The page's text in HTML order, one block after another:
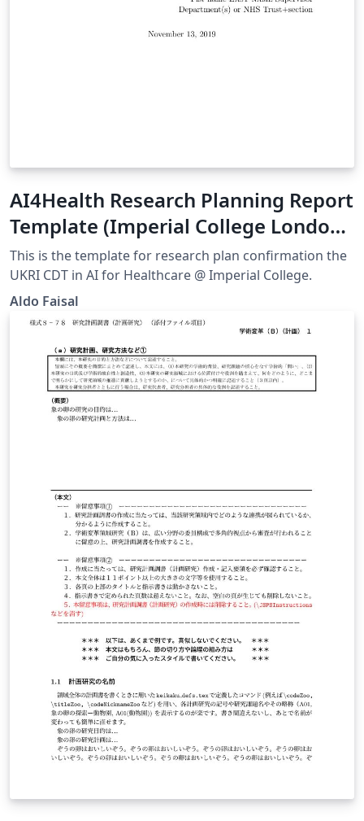
AI4Health Research Planning Report
Template (Imperial College London)
V1.0
This is the template for research plan confirmation the
UKRI CDT in AI for Healthcare @ Imperial College.
Aldo Faisal